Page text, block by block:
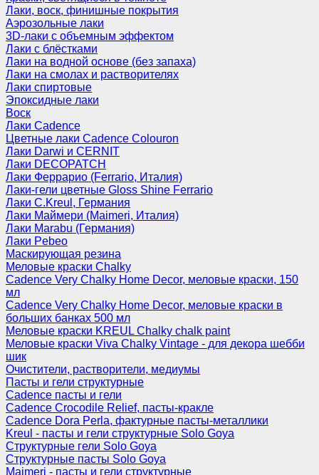
Лаки, воск, финишные покрытия
Аэрозольные лаки
3D-лаки с объемным эффектом
Лаки с блёстками
Лаки на водной основе (без запаха)
Лаки на смолах и растворителях
Лаки спиртовые
Эпоксидные лаки
Воск
Лаки Cadence
Цветные лаки Cadence Colouron
Лаки Darwi и CERNIT
Лаки DECOPATCH
Лаки Феррарио (Ferrario, Италия)
Лаки-гели цветные Gloss Shine Ferrario
Лаки C.Kreul, Германия
Лаки Маймери (Maimeri, Италия)
Лаки Marabu (Германия)
Лаки Pebeo
Маскирующая резина
Меловые краски Chalky
Cadence Very Chalky Home Decor, меловые краски, 150
мл
Cadence Very Chalky Home Decor, меловые краски в
больших банках 500 мл
Меловые краски KREUL Chalky chalk paint
Меловые краски Viva Chalky Vintage - для декора шебби
шик
Очистители, растворители, медиумы
Пасты и гели структурные
Cadence пасты и гели
Cadence Crocodile Relief, пасты-кракле
Cadence Dora Perla, фактурные пасты-металлики
Kreul - пасты и гели структурные Solo Goya
Структурные гели Solo Goya
Структурные пасты Solo Goya
Maimeri - пасты и гели структурные